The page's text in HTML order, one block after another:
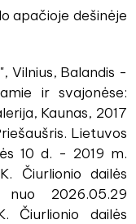
apačioje dešinėje
Vilnius, Balandis -
ir svajonėse:
Kaunas, 2017
Lietuvos
10 d. - 2019 m.
Čiurlionio dailės
nuo 2026.05.29
Čiurlionio dailės